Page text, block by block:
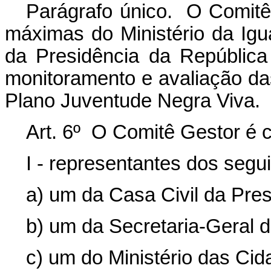
Parágrafo único. O
máximas do Ministério da
da Presidência da
monitoramento e avaliação
Plano Juventude Negra Viva.
Art. 6º O Comitê Gestor é
I - representantes dos
a) um da Casa Civil da
b) um da Secretaria-Geral
c) um do Ministério das